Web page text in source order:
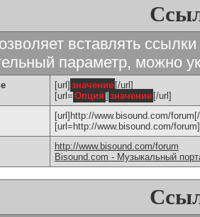
вставлять
параметр, можно
[url] значение [/url]
[url= Опция ] значение [/url]
[url]http://www.bisound.com/
[url=http://www.bisound.com/
http://www.bisound.com/forum
Bisound.com - Музыкальный